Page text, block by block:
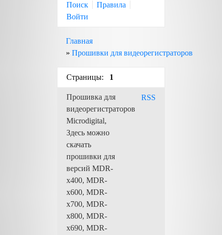
Поиск
Правила
Войти
Главная
» Прошивки для видеорегистраторов
Страницы: 1
RSS
Прошивка для
видеорегистраторов
Microdigital,
Здесь можно
скачать
прошивки для
версий MDR-
х400, MDR-
x600, MDR-
x700, MDR-
x800, MDR-
х690, MDR-